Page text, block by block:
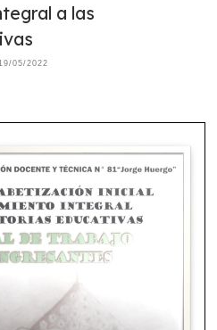
a las
05/2022